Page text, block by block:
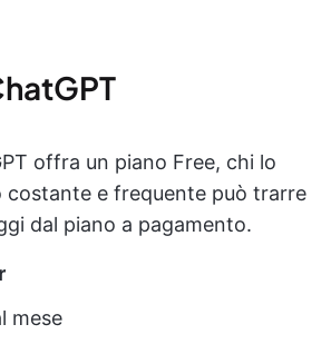
offra un piano Free, chi lo
costante e frequente può trarre
dal piano a pagamento.
mese